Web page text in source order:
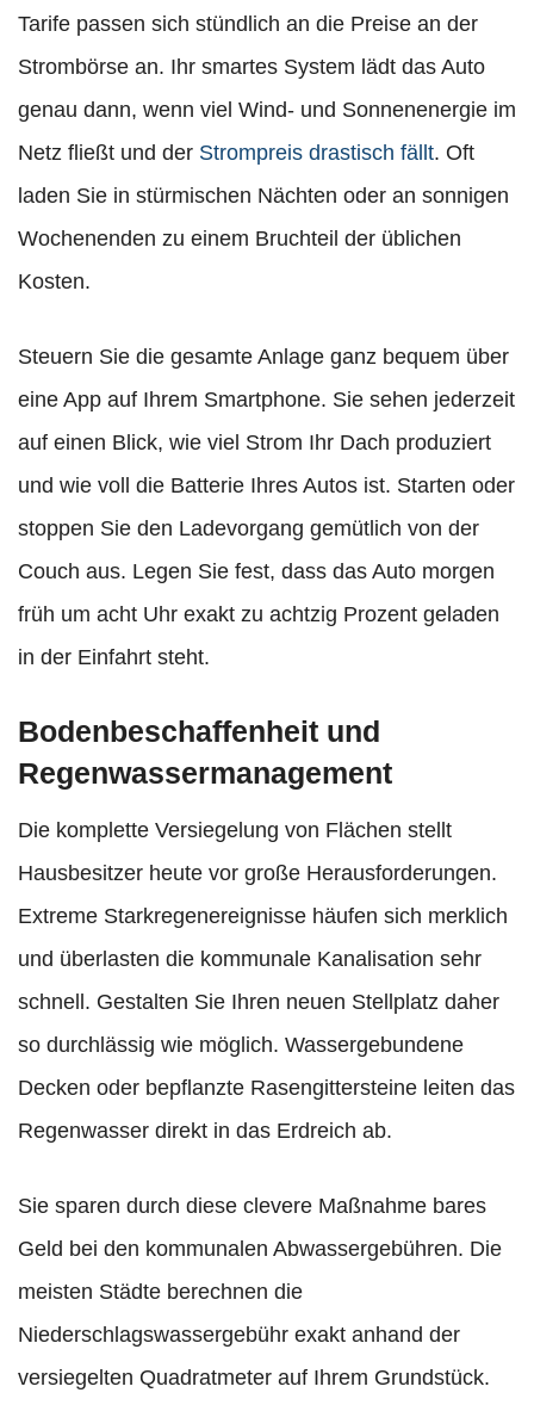
Tarife passen sich stündlich an die Preise an der
Strombörse an. Ihr smartes System lädt das Auto
genau dann, wenn viel Wind- und Sonnenenergie im
Netz fließt und der Strompreis drastisch fällt. Oft
laden Sie in stürmischen Nächten oder an sonnigen
Wochenenden zu einem Bruchteil der üblichen
Kosten.
Steuern Sie die gesamte Anlage ganz bequem über
eine App auf Ihrem Smartphone. Sie sehen jederzeit
auf einen Blick, wie viel Strom Ihr Dach produziert
und wie voll die Batterie Ihres Autos ist. Starten oder
stoppen Sie den Ladevorgang gemütlich von der
Couch aus. Legen Sie fest, dass das Auto morgen
früh um acht Uhr exakt zu achtzig Prozent geladen
in der Einfahrt steht.
Bodenbeschaffenheit und
Regenwassermanagement
Die komplette Versiegelung von Flächen stellt
Hausbesitzer heute vor große Herausforderungen.
Extreme Starkregenereignisse häufen sich merklich
und überlasten die kommunale Kanalisation sehr
schnell. Gestalten Sie Ihren neuen Stellplatz daher
so durchlässig wie möglich. Wassergebundene
Decken oder bepflanzte Rasengittersteine leiten das
Regenwasser direkt in das Erdreich ab.
Sie sparen durch diese clevere Maßnahme bares
Geld bei den kommunalen Abwassergebühren. Die
meisten Städte berechnen die
Niederschlagswassergebühr exakt anhand der
versiegelten Quadratmeter auf Ihrem Grundstück.